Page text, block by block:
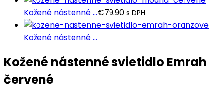
Kožené nástenné ...€79.90 s DPH
Kožené nástenné ...
Kožené nástenné svietidlo Emrah
červené